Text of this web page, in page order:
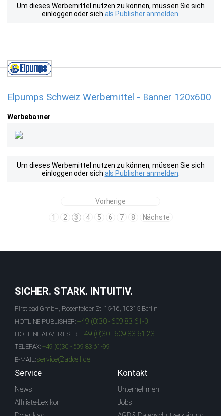
Um dieses Werbemittel nutzen zu können, müssen Sie sich
einloggen oder sich als Publisher anmelden
Elpumps Schweiz Werbemittel - Banner 120x600
Werbebanner
Um dieses Werbemittel nutzen zu können, müssen Sie sich
einloggen oder sich als Publisher anmelden
Vorherige
1
2 3 4 5 6 7 8 Nächste
SICHER. STARK. INTUITIV.
Firstlead GmbH, Rosenfelder St. 15-16, 10315 Berlin
HOTLINE PUBLISHER: +49 (0)30 - 609 83 61-0
HOTLINE ADVERTISER: +49 (0)30 - 609 83 61-23
TELEFAX: +49 (0)30 - 609 83 61-99
E-MAIL: service@adcell.de
Service
News
Affiliate-Lexikon
Kontakt
Unternehmen
Jobs